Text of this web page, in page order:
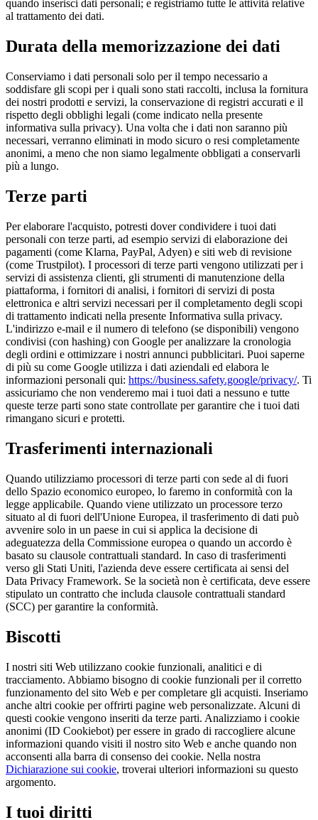
quando inserisci dati personali; e registriamo tutte le attività relative
al trattamento dei dati.
Durata della memorizzazione dei dati
Conserviamo i dati personali solo per il tempo necessario a
soddisfare gli scopi per i quali sono stati raccolti, inclusa la fornitura
dei nostri prodotti e servizi, la conservazione di registri accurati e il
rispetto degli obblighi legali (come indicato nella presente
informativa sulla privacy). Una volta che i dati non saranno più
necessari, verranno eliminati in modo sicuro o resi completamente
anonimi, a meno che non siamo legalmente obbligati a conservarli
più a lungo.
Terze parti
Per elaborare l'acquisto, potresti dover condividere i tuoi dati
personali con terze parti, ad esempio servizi di elaborazione dei
pagamenti (come Klarna, PayPal, Adyen) e siti web di revisione
(come Trustpilot). I processori di terze parti vengono utilizzati per i
servizi di assistenza clienti, gli strumenti di manutenzione della
piattaforma, i fornitori di analisi, i fornitori di servizi di posta
elettronica e altri servizi necessari per il completamento degli scopi
di trattamento indicati nella presente Informativa sulla privacy.
L'indirizzo e-mail e il numero di telefono (se disponibili) vengono
condivisi (con hashing) con Google per analizzare la cronologia
degli ordini e ottimizzare i nostri annunci pubblicitari. Puoi saperne
di più su come Google utilizza i dati aziendali ed elabora le
informazioni personali qui: https://business.safety.google/privacy/. Ti
assicuriamo che non venderemo mai i tuoi dati a nessuno e tutte
queste terze parti sono state controllate per garantire che i tuoi dati
rimangano sicuri e protetti.
Trasferimenti internazionali
Quando utilizziamo processori di terze parti con sede al di fuori
dello Spazio economico europeo, lo faremo in conformità con la
legge applicabile. Quando viene utilizzato un processore terzo
situato al di fuori dell'Unione Europea, il trasferimento di dati può
avvenire solo in un paese in cui si applica la decisione di
adeguatezza della Commissione europea o quando un accordo è
basato su clausole contrattuali standard. In caso di trasferimenti
verso gli Stati Uniti, l'azienda deve essere certificata ai sensi del
Data Privacy Framework. Se la società non è certificata, deve essere
stipulato un contratto che includa clausole contrattuali standard
(SCC) per garantire la conformità.
Biscotti
I nostri siti Web utilizzano cookie funzionali, analitici e di
tracciamento. Abbiamo bisogno di cookie funzionali per il corretto
funzionamento del sito Web e per completare gli acquisti. Inseriamo
anche altri cookie per offrirti pagine web personalizzate. Alcuni di
questi cookie vengono inseriti da terze parti. Analizziamo i cookie
anonimi (ID Cookiebot) per essere in grado di raccogliere alcune
informazioni quando visiti il nostro sito Web e anche quando non
acconsenti alla barra di consenso dei cookie. Nella nostra
Dichiarazione sui cookie, troverai ulteriori informazioni su questo
argomento.
I tuoi diritti